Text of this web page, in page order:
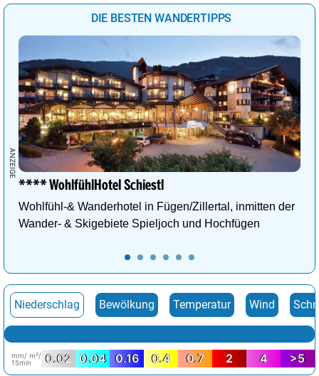
DIE BESTEN WANDERTIPPS
**** WohlfühlHotel Schiestl
Wohlfühl-& Wanderhotel in Fügen/Zillertal, inmitten der
Wander- & Skigebiete Spieljoch und Hochfügen
Niederschlag Bewölkung Temperatur Wind
mm/ m²/
15min
0.02 0.04 0.16 0.4 0.7 2 4 >5